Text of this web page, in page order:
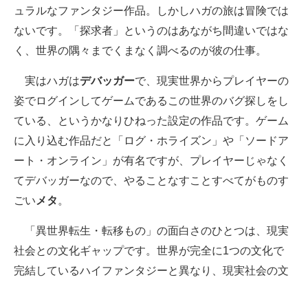
ュラルなファンタジー作品。しかしハガの旅は冒険では
ないです。「探求者」というのはあながち間違いではな
く、世界の隅々までくまなく調べるのが彼の仕事。
実はハガはデバッガーで、現実世界からプレイヤーの
姿でログインしてゲームであるこの世界のバグ探しをし
ている、というかなりひねった設定の作品です。ゲーム
に入り込む作品だと「ログ・ホライズン」や「ソードア
ート・オンライン」が有名ですが、プレイヤーじゃなく
てデバッガーなので、やることなすことすべてがものす
ごい メタ 。
「異世界転生・転移もの」の面白さのひとつは、現実
社会との文化ギャップです。世界が完全に1つの文化で
完結しているハイファンタジーと異なり、現実社会の文